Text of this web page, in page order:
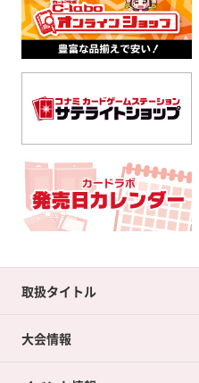
取扱タイトル
大会情報